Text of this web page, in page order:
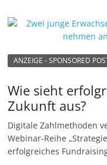
ANZEIGE - SPONSORED
Wie sieht
Zukunft aus?
Digitale Zahlmethoden
Webinar-Reihe
erfolgreiches